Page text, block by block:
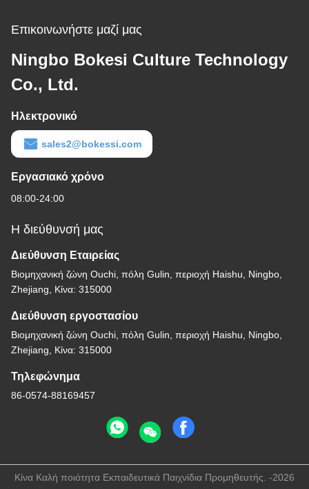
Επικοινωνήστε μαζί μας
Ningbo Bokesi Culture Technology
Co., Ltd.
Ηλεκτρονικό
sales2@bokessi.com
Εργασιακό χρόνο
08:00-24:00
Η διεύθυνσή μας
Διεύθυνση Εταιρείας
Βιομηχανική ζώνη Ouchi, πόλη Gulin, περιοχή Haishu, Ningbo,
Zhejiang, Κίνα: 315000
Διεύθυνση εργοστασίου
Βιομηχανική ζώνη Ouchi, πόλη Gulin, περιοχή Haishu, Ningbo,
Zhejiang, Κίνα: 315000
Τηλεφώνημα
86-0574-88169457
Κίνα Καλή ποιότητα Εκπαιδευτικά Παιχνίδια Προμηθευτής. -2026